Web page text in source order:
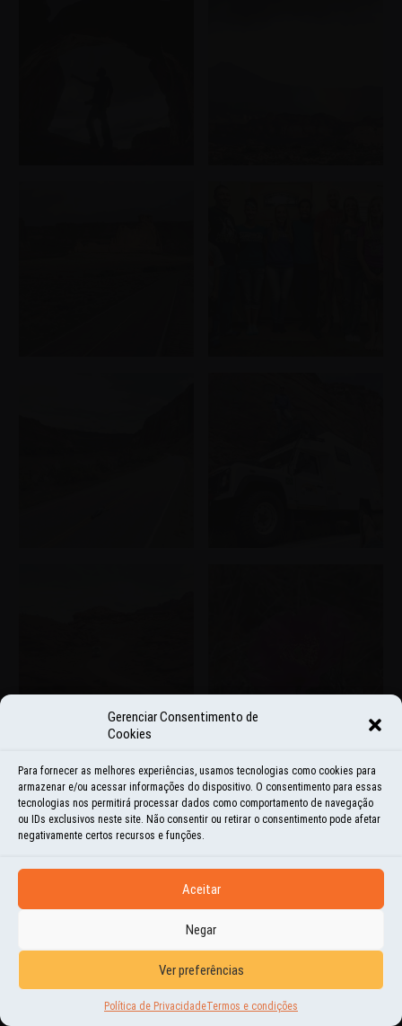
Gerenciar Consentimento de
Cookies
Para fornecer as melhores experiências, usamos tecnologias como cookies para
armazenar e/ou acessar informações do dispositivo. O consentimento para essas
tecnologias nos permitirá processar dados como comportamento de navegação
ou IDs exclusivos neste site. Não consentir ou retirar o consentimento pode afetar
negativamente certos recursos e funções.
Aceitar
Negar
Ver preferências
Política de PrivacidadeTermos e condições